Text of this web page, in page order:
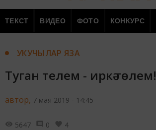
ТЕКСТ ВИДЕО ФОТО КОНКУРС
УКУЧЫЛАР ЯЗА
Туган телем - иркә гөлем!
автор, 7 мая 2019 - 14:45
5647 0 4